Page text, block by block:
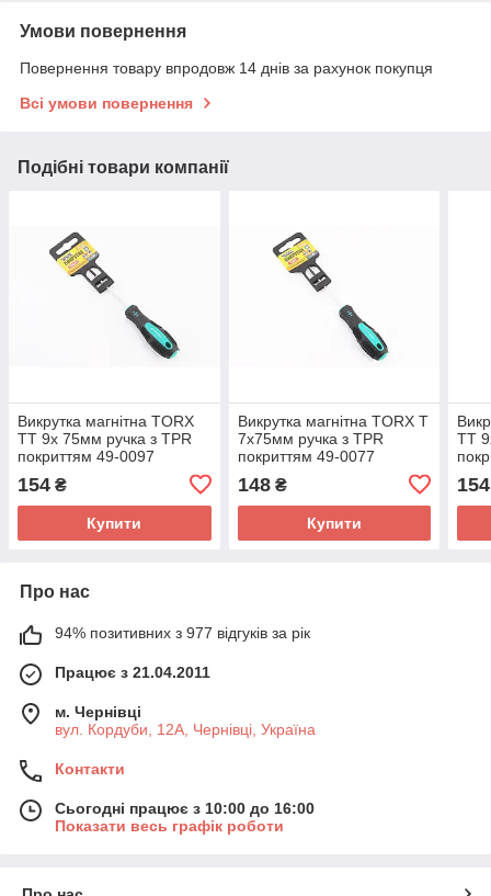
Умови повернення
Повернення товару впродовж 14 днів за рахунок покупця
Всі умови повернення
Подібні товари компанії
Викрутка магнітна TORX
TT 9x 75мм ручка з TPR
покриттям 49-0097
154 ₴
Купити
Викрутка магнітна TORX T
7x75мм ручка з TPR
покриттям 49-0077
148₴
Купити
TT
154
Про нас
94% позитивних з 977 відгуків за рік
Працює з 21.04.2011
м. Чернівці
вул. Кордуби, 12А, Чернівці, Україна
Контакти
Сьогодні працює з 10:00 до 16:00
Показати весь графік роботи